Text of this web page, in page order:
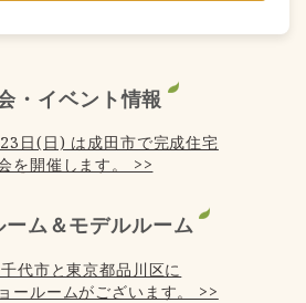
・イベント情報
日(日) は成田市で完成住宅
を開催します。 >>
ーム＆モデルルーム
代市と東京都品川区に
ールームがございます。 >>